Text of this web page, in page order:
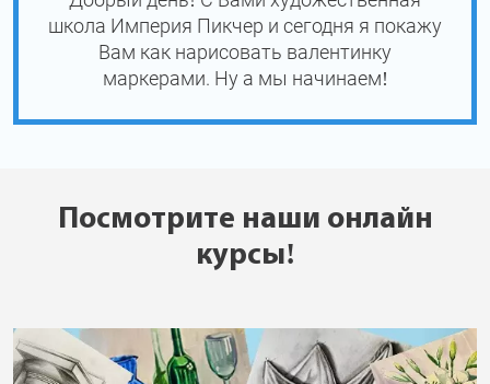
школа Империя Пикчер и сегодня я покажу
Вам как нарисовать валентинку
маркерами. Ну а мы начинаем!
Посмотрите наши онлайн
курсы!